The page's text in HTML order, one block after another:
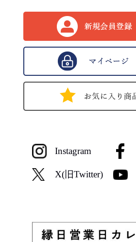
Instagram
X(旧Twitter)